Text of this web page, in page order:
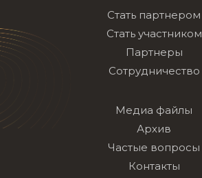
Стать партнером
Стать участником
Партнеры
Сотрудничество
Медиа файлы
Архив
Частые вопросы
Контакты